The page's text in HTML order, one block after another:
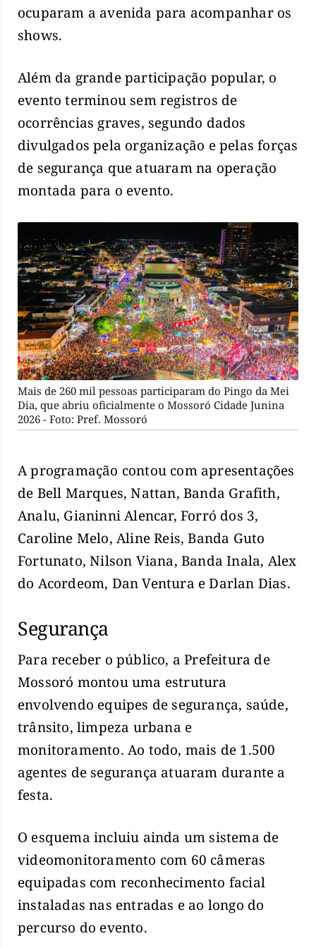
ocuparam a avenida para acompanhar os
shows.
Além da grande participação popular, o
evento terminou sem registros de
ocorrências graves, segundo dados
divulgados pela organização e pelas forças
de segurança que atuaram na operação
montada para o evento.
Mais de 260 mil pessoas participaram do Pingo da Mei
Dia, que abriu oficialmente o Mossoró Cidade Junina
2026 - Foto: Pref. Mossoró
A programação contou com apresentações
de Bell Marques, Nattan, Banda Grafith,
Analu, Gianinni Alencar, Forró dos 3,
Caroline Melo, Aline Reis, Banda Guto
Fortunato, Nilson Viana, Banda Inala, Alex
do Acordeom, Dan Ventura e Darlan Dias.
Segurança
Para receber o público, a Prefeitura de
Mossoró montou uma estrutura
envolvendo equipes de segurança, saúde,
trânsito, limpeza urbana e
monitoramento. Ao todo, mais de 1.500
agentes de segurança atuaram durante a
festa.
O esquema incluiu ainda um sistema de
videomonitoramento com 60 câmeras
equipadas com reconhecimento facial
instaladas nas entradas e ao longo do
percurso do evento.